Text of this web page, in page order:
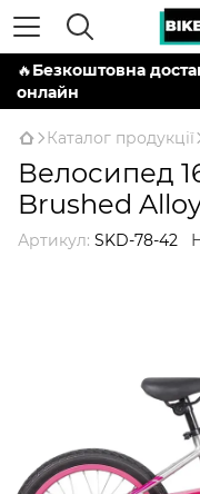
🔥Безкоштовна
онлайн
Каталог продукції
Велосипед
Brushed
Артикул: SKD-78-42